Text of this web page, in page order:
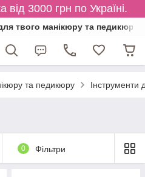
від 3000 грн по Україні.
твого манікюру та педикюру
та педикюру Інструменти
0 Фільтри